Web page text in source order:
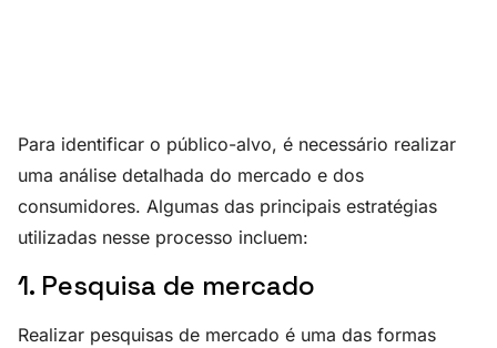
Para identificar o público-alvo, é necessário realizar
uma análise detalhada do mercado e dos
consumidores. Algumas das principais estratégias
utilizadas nesse processo incluem:
1. Pesquisa de mercado
Realizar pesquisas de mercado é uma das formas